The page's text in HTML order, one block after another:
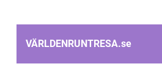
VÄRLDENRUNTRESA.se